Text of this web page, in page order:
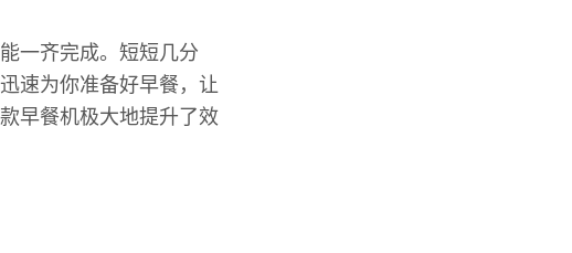
一齐完成。短短几分
速为你准备好早餐，让
早餐机极大地提升了效